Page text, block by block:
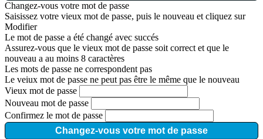
Changez-vous votre mot de passe
Saisissez votre vieux mot de passe, puis le nouveau et cliquez sur
Modifier
Le mot de passe a été changé avec succés
Assurez-vous que le vieux mot de passe soit correct et que le
nouveau a au moins 8 caractères
Les mots de passe ne correspondent pas
Le veiux mot de passe ne peut pas être le même que le nouveau
Vieux mot de passe
Nouveau mot de passe
Confirmez le mot de passe
Changez-vous votre mot de passe